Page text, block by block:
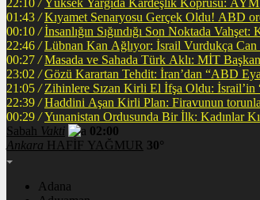
22:10 / Yüksek Yargıda Kardeşlik Köprüsü:
01:43 /
Kıyamet
00:10 / İnsanlığın Sığındığı Son Noktada
22:46 / Lübnan Kan Ağlıyor: İsrail Vurdukça
00:27 / Masada ve Sahada Türk Aklı: MİT
23:02 / Gözü Karartan Tehdit: İran’dan “ABD
21:05 / Zihinlere Sızan Kirli El İfşa Oldu:
22:39 /
00:29 / Yunanistan Ordusunda Bir İlk: Kadınlar
Sabah Vakti
02:00
Ankara HAFİF YAĞMUR 30°
Adana